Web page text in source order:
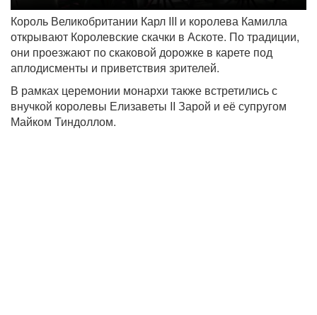
Король Великобритании Карл III и королева Камилла
открывают Королевские скачки в Аскоте. По традиции,
они проезжают по скаковой дорожке в карете под
аплодисменты и приветствия зрителей.
В рамках церемонии монархи также встретились с
внучкой королевы Елизаветы II Зарой и её супругом
Майком Тиндоллом.